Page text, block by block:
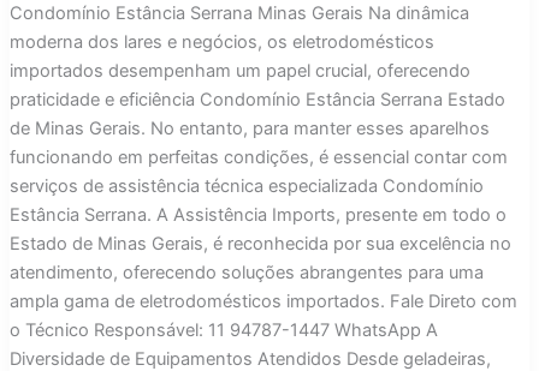
Condomínio Estância Serrana Minas Gerais Na dinâmica
moderna dos lares e negócios, os eletrodomésticos
importados desempenham um papel crucial, oferecendo
praticidade e eficiência Condomínio Estância Serrana Estado
de Minas Gerais. No entanto, para manter esses aparelhos
funcionando em perfeitas condições, é essencial contar com
serviços de assistência técnica especializada Condomínio
Estância Serrana. A Assistência Imports, presente em todo o
Estado de Minas Gerais, é reconhecida por sua excelência no
atendimento, oferecendo soluções abrangentes para uma
ampla gama de eletrodomésticos importados. Fale Direto com
o Técnico Responsável: 11 94787-1447 WhatsApp A
Diversidade de Equipamentos Atendidos Desde geladeiras,